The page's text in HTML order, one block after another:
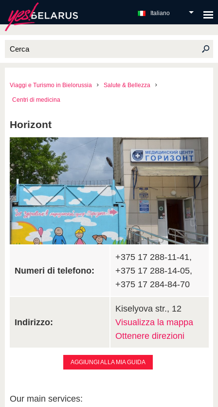
Italiano
Viaggi e Turismo in Bielorussia Salute & Bellezza
Centri di medicina
Horizont
Numeri di telefono:
+375 17 288-11-41,
+375 17 288-14-05,
+375 17 284-84-70
Indirizzo:
Kiselyova str., 12
Visualizza la mappa
Ottenere direzioni
AGGIUNGI ALLA MIA GUIDA
Our main services: